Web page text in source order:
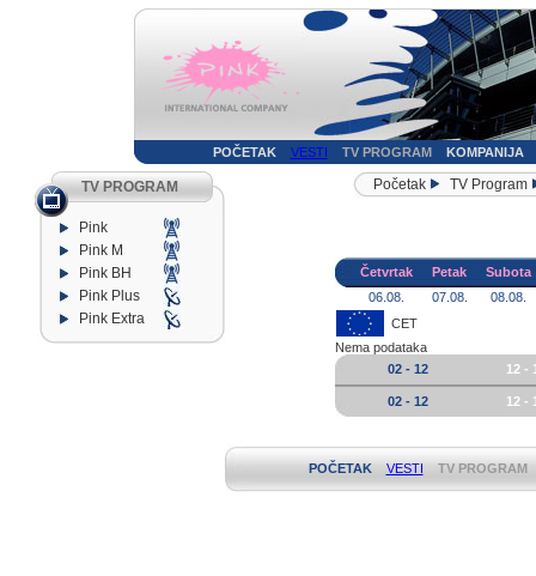
POČETAK VESTI TV PROGRAM KOMPANIJA
TV PROGRAM
Pink
Pink M
Pink BH
Pink Plus
Pink Extra
Početak TV Program
Četvrtak Petak
Subota
06.08.
07.08.
08.08.
CET
Nema podataka
02 - 12
12 -
02 - 12 12 -
POČETAK VESTI TV PROGRAM